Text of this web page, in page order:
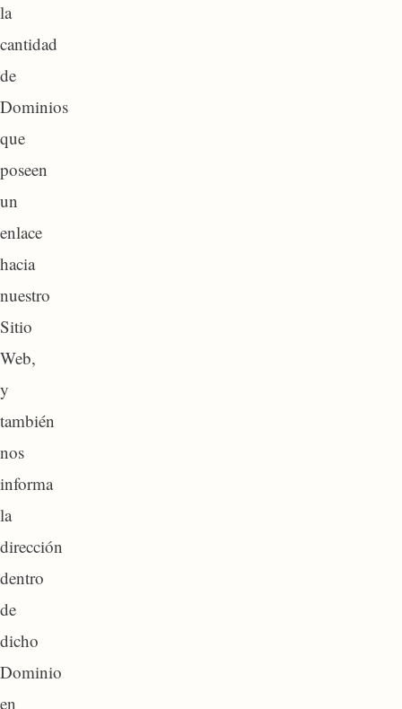
la
cantidad
de
Dominios
que
poseen
un
enlace
hacia
nuestro
Sitio
Web,
y
también
nos
informa
la
dirección
dentro
de
dicho
Dominio
en